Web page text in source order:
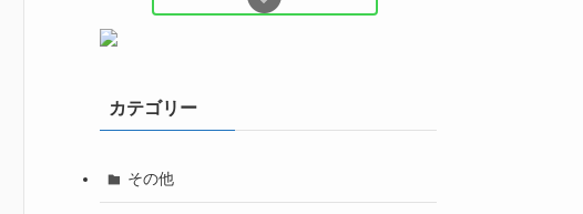
カテゴリー
その他